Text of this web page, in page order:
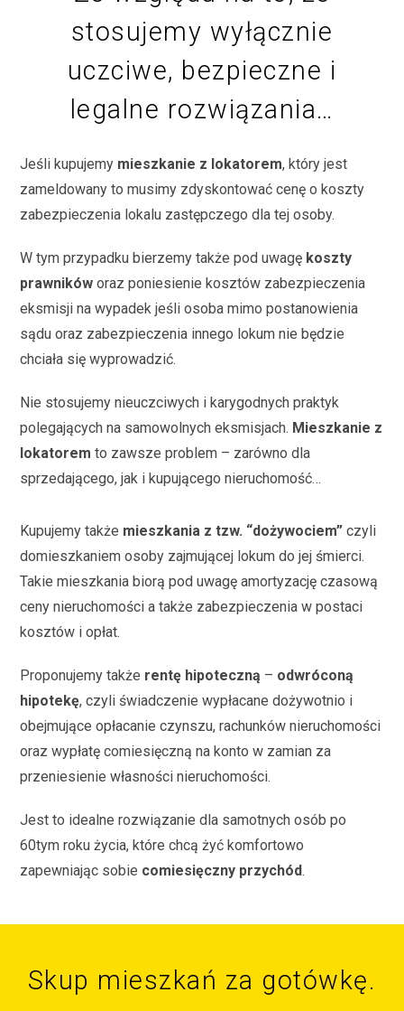
stosujemy wyłącznie
uczciwe, bezpieczne i
legalne rozwiązania…
Jeśli kupujemy mieszkanie z lokatorem, który jest
zameldowany to musimy zdyskontować cenę o koszty
zabezpieczenia lokalu zastępczego dla tej osoby.
W tym przypadku bierzemy także pod uwagę koszty
prawników oraz poniesienie kosztów zabezpieczenia
eksmisji na wypadek jeśli osoba mimo postanowienia
sądu oraz zabezpieczenia innego lokum nie będzie
chciała się wyprowadzić.
Nie stosujemy nieuczciwych i karygodnych praktyk
polegających na samowolnych eksmisjach. Mieszkanie z
lokatorem to zawsze problem – zarówno dla
sprzedającego, jak i kupującego nieruchomość…
Kupujemy także mieszkania z tzw. “dożywociem” czyli
domieszkaniem osoby zajmującej lokum do jej śmierci.
Takie mieszkania biorą pod uwagę amortyzację czasową
ceny nieruchomości a także zabezpieczenia w postaci
kosztów i opłat.
Proponujemy także rentę hipoteczną – odwróconą
hipotekę, czyli świadczenie wypłacane dożywotnio i
obejmujące opłacanie czynszu, rachunków nieruchomości
oraz wypłatę comiesięczną na konto w zamian za
przeniesienie własności nieruchomości.
Jest to idealne rozwiązanie dla samotnych osób po
60tym roku życia, które chcą żyć komfortowo
zapewniając sobie comiesięczny przychód.
Skup mieszkań za gotówkę.